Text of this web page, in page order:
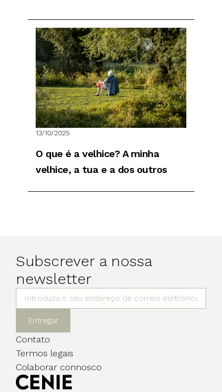
13/10/2025
O que é a velhice? A minha
velhice, a tua e a dos outros
Subscrever a nossa
newsletter
Entregar
Contato
Termos legais
Colaborar connosco